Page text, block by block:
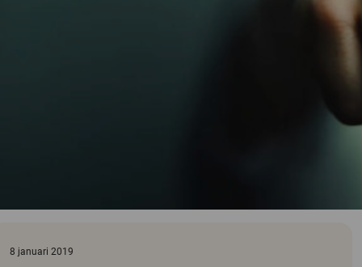
8 januari 2019